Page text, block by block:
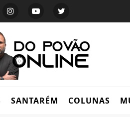
SANTARÉM COLUNAS